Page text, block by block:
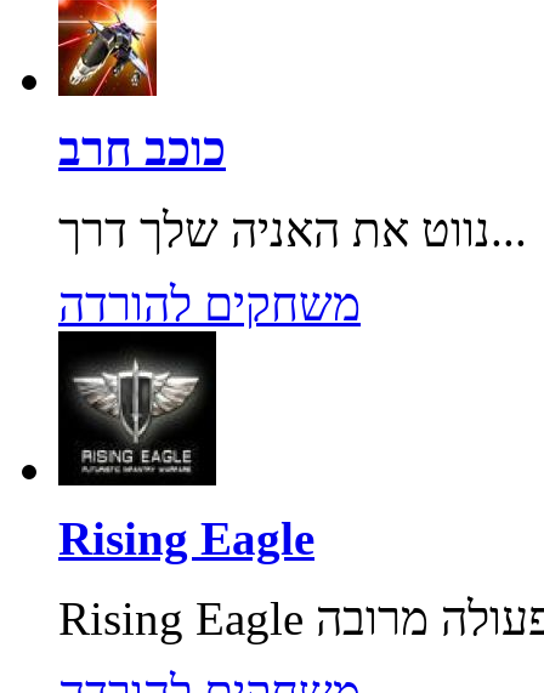
כוכב חרב
נווט את האניה שלך דרך...
משחקים להורדה
Rising Eagle